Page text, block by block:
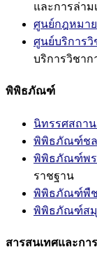
และการล่าม
ศูนย์กฎหมา
ศูนย์บริการ
บริการวิชา
พิพิธภัณฑ์
นิทรรศสถาน
พิพิธภัณฑ์ช
พิพิธภัณฑ์พร
ราชฐาน
พิพิธภัณฑ์พื
พิพิธภัณฑ์สมุ
สารสนเทศและกา